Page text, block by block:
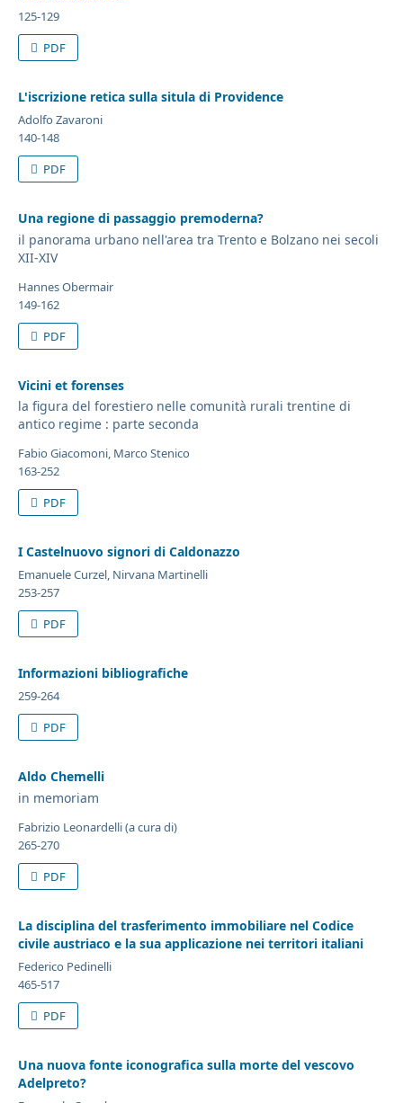
125-129
PDF
L'iscrizione retica sulla situla di Providence
Adolfo Zavaroni
140-148
PDF
Una regione di passaggio premoderna?
il panorama urbano nell'area tra Trento e Bolzano nei secoli
XII-XIV
Hannes Obermair
149-162
PDF
Vicini et forenses
la figura del forestiero nelle comunità rurali trentine di
antico regime : parte seconda
Fabio Giacomoni, Marco Stenico
163-252
PDF
I Castelnuovo signori di Caldonazzo
Emanuele Curzel, Nirvana Martinelli
253-257
PDF
Informazioni bibliografiche
259-264
PDF
Aldo Chemelli
in memoriam
Fabrizio Leonardelli (a cura di)
265-270
PDF
La disciplina del trasferimento immobiliare nel Codice
civile austriaco e la sua applicazione nei territori italiani
Federico Pedinelli
465-517
PDF
Una nuova fonte iconografica sulla morte del vescovo
Adelpreto?